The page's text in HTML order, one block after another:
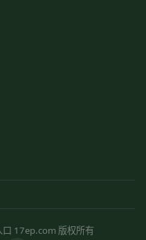
17ep.com 版权所有